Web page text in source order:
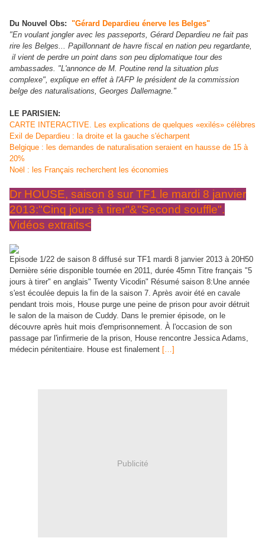
Du Nouvel Obs: "Gérard Depardieu énerve les Belges"
"En voulant jongler avec les passeports, Gérard Depardieu ne fait pas
rire les Belges... Papillonnant de havre fiscal en nation peu regardante,
il vient de perdre un point dans son peu diplomatique tour des
ambassades. "L'annonce de M. Poutine rend la situation plus
complexe", explique en effet à l'AFP le président de la commission
belge des naturalisations, Georges Dallemagne."
LE PARISIEN:
CARTE INTERACTIVE. Les explications de quelques «exilés» célèbres
Exil de Depardieu : la droite et la gauche s'écharpent
Belgique : les demandes de naturalisation seraient en hausse de 15 à
20%
Noël : les Français recherchent les économies
Dr HOUSE, saison 8 sur TF1 le mardi 8 janvier
2013:"Cinq jours à tirer"&"Second souffle".
Vidéos extraits<
Episode 1/22 de saison 8 diffusé sur TF1 mardi 8 janvier 2013 à 20H50
Dernière série disponible tournée en 2011, durée 45mn Titre français "5
jours à tirer" en anglais" Twenty Vicodin" Résumé saison 8:Une année
s'est écoulée depuis la fin de la saison 7. Après avoir été en cavale
pendant trois mois, House purge une peine de prison pour avoir détruit
le salon de la maison de Cuddy. Dans le premier épisode, on le
découvre après huit mois d'emprisonnement. À l'occasion de son
passage par l'infirmerie de la prison, House rencontre Jessica Adams,
médecin pénitentiaire. House est finalement […]
Publicité